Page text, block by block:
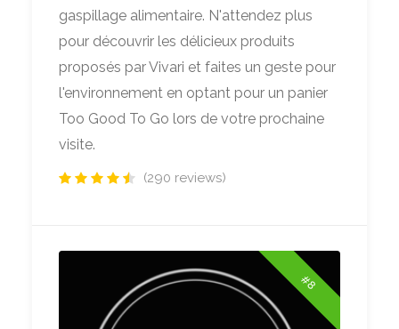
gaspillage alimentaire. N'attendez plus
pour découvrir les délicieux produits
proposés par Vivari et faites un geste pour
l'environnement en optant pour un panier
Too Good To Go lors de votre prochaine
visite.
(290 reviews)
#8